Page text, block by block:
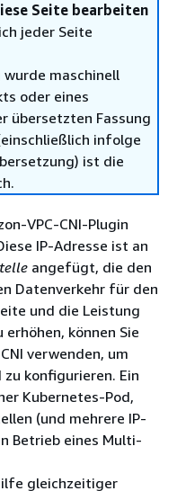
Seite bearbeiten
jeder Seite
maschinell
oder eines
übersetzten Fassung
infolge
ist die
VPC-CNI-Plugin
IP-Adresse ist an
angefügt, die den
Datenverkehr für den
und die Leistung
können Sie
verwenden, um
konfigurieren. Ein
Kubernetes-Pod,
(und mehrere IP-
Betrieb eines Multi-
gleichzeitiger